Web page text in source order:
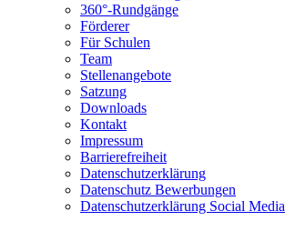
360°-Rundgänge
Förderer
Für Schulen
Team
Stellenangebote
Satzung
Downloads
Kontakt
Impressum
Barrierefreiheit
Datenschutzerklärung
Datenschutz Bewerbungen
Datenschutzerklärung Social Media